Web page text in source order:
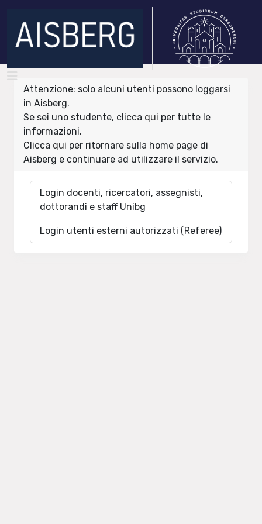
Attenzione: solo alcuni utenti possono loggarsi
in Aisberg.
Se sei uno studente, clicca qui per tutte le
informazioni.
Clicca qui per ritornare sulla home page di
Aisberg e continuare ad utilizzare il servizio.
Login docenti, ricercatori, assegnisti,
dottorandi e staff Unibg
Login utenti esterni autorizzati (Referee)